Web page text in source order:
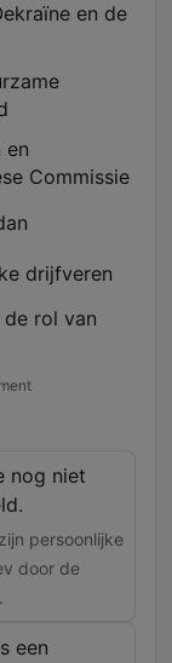
en de
en
Commissie
drijfveren
rol van
nog niet
persoonlijke
door de
een